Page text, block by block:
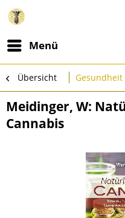
Menü
Übersicht Gesundheit
Meidinger, W:
Cannabis